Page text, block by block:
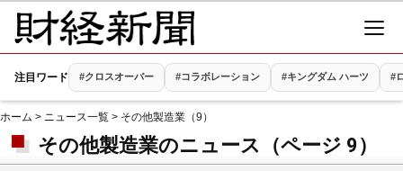
注目ワード #クロスオーバー #コラボレーション #キングダム ハーツ #
ホーム > ニュース一覧 > その他製造業（9）
その他製造業のニュース（ページ 9）